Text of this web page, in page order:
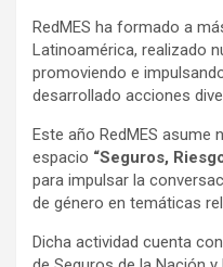
RedMES ha formado a
Latinoamérica, realizado
promoviendo e
desarrollado acciones
Este año RedMES asume
espacio “Seguros,
para impulsar la
de género en temáticas
Dicha actividad cuenta